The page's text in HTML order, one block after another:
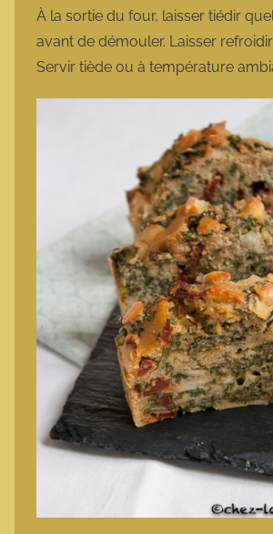
À la sortie du four, laisser tiédir
avant de démouler. Laisser
Servir tiède ou à température